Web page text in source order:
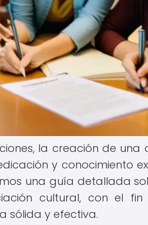
la creación de una
y conocimiento
una guía detallada
cultural, con el fin
sólida y efectiva.